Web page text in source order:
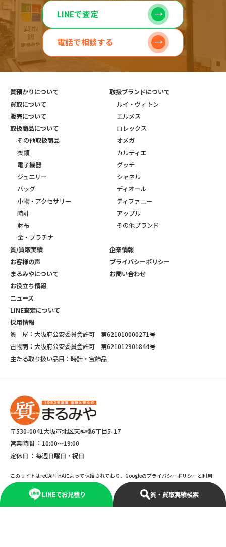
LINEで査定
電話で相談する
LINEでお見積り 質・買取実績検索
質預かりについて
買取について
販売について
取扱商品について
その他取扱商品
衣類
電子機器
ジュエリー
バッグ
小物・アクセサリー
時計
財布
金・プラチナ
取扱ブランドについて
ルイ・ヴィトン
エルメス
ロレックス
オメガ
カルティエ
グッチ
シャネル
ディオール
ティファニー
アップル
その他ブランド
質/買取実績
お客様の声
まるみやについて
お役立ち情報
ニュース
LINE査定について
採用情報
企業情報
プライバシーポリシー
お問い合わせ
質 屋：大阪府公安委員会許可 第621010000271号
古物商：大阪府公安委員会許可 第621012901844号
主たる取り扱い品目：時計・宝飾品
〒530-0041大阪市北区天神橋6丁目5-17
営業時間 ： 10:00～19:00
定休日 ： 毎週日曜日・祝日
このサイトはreCAPTHAによって保護されており、Googleのプライバシーポリシーと利用
規約が適応されます。